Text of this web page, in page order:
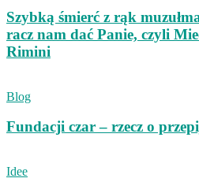
Szybką śmierć z rąk
racz nam dać Panie, czyli
Rimini
Blog
Fundacji czar – rzecz o
Idee